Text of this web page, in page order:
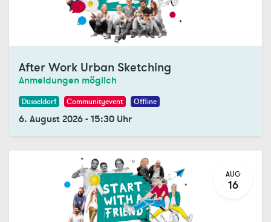
After Work Urban Sketching
Anmeldungen möglich
Düsseldorf Communityevent Offline
6. August 2026-15:30 Uhr
AUG
16